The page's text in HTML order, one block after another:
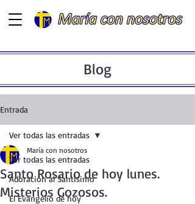
Blog
Entrada
Ver todas las entradas
Adoración al Santísimo
El Evangelio de hoy
Ver todas las entradas
Santo Rosario de hoy lunes.
Misterios Gozosos.
María con nosotros